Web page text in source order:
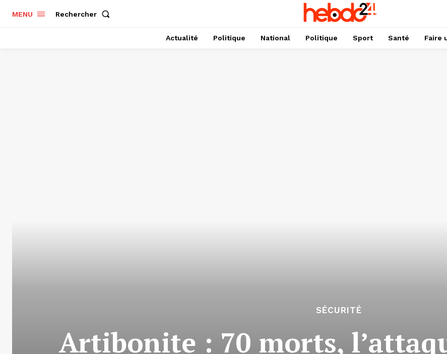
MENU Rechercher
Actualité Politique National Politique Sport Santé Faire
SÉCURITÉ
Artibonite : 70 morts,